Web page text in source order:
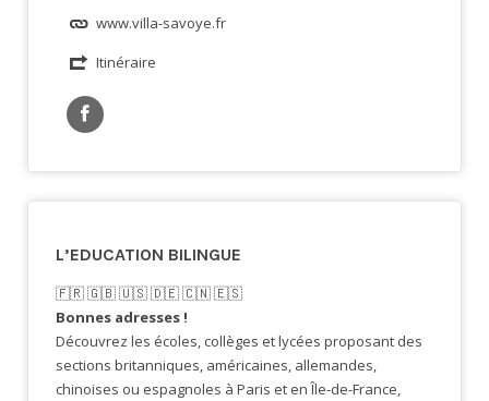
www.villa-savoye.fr
Itinéraire
L’EDUCATION BILINGUE
🇫🇷​ 🇬🇧​ 🇺🇸​ 🇩🇪 🇨🇳 🇪🇸​
Bonnes adresses !
Découvrez les écoles, collèges et lycées proposant des
sections britanniques, américaines, allemandes,
chinoises ou espagnoles à Paris et en Île-de-France,